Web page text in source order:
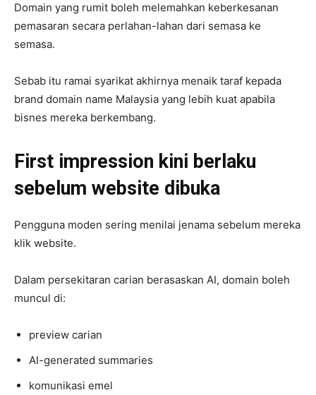
Domain yang rumit boleh melemahkan keberkesanan
pemasaran secara perlahan-lahan dari semasa ke
semasa.
Sebab itu ramai syarikat akhirnya menaik taraf kepada
brand domain name Malaysia yang lebih kuat apabila
bisnes mereka berkembang.
First impression kini berlaku
sebelum website dibuka
Pengguna moden sering menilai jenama sebelum mereka
klik website.
Dalam persekitaran carian berasaskan AI, domain boleh
muncul di:
preview carian
AI-generated summaries
komunikasi emel